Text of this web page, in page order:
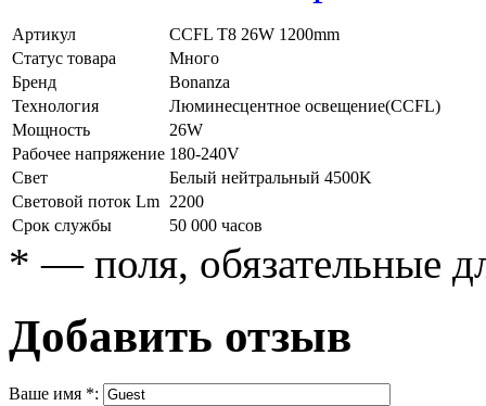
Артикул
CCFL T8 26W 1200mm
Статус товара
Много
Бренд
Bonanza
Технология
Люминесцентное освещение(CCFL)
Мощность
26W
Рабочее напряжение 180-240V
Свет
Белый нейтральный 4500K
Световой поток Lm 2200
Срок службы
50 000 часов
* — поля, обязательные
Добавить отзыв
Ваше имя *: